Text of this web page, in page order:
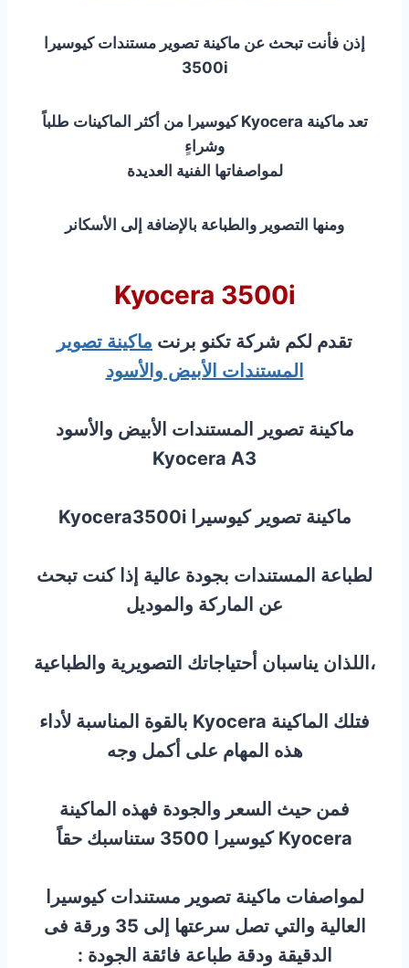
إذن فأنت تبحث عن ماكينة تصوير مستندات كيوسيرا
3500i
تعد ماكينة Kyocera كيوسيرا من أكثر الماكينات طلباً
وشراء
لمواصفاتها الفنية العديدة
ومنها التصوير والطباعة بالإضافة إلى الأسكانر
Kyocera 3500i
تقدم لكم شركة تكنو برنت ماكينة تصوير
المستندات الأبيض والأسود
ماكينة تصوير المستندات الأبيض والأسود
Kyocera A3
ماكينة تصوير كيوسيرا Kyocera3500i
لطباعة المستندات بجودة عالية إذا كنت تبحث
عن الماركة والموديل
،اللذان يناسبان أحتياجاتك التصويرية والطباعية
فتلك الماكينة Kyocera بالقوة المناسبة لأداء
هذه المهام على أكمل وجه
فمن حيث السعر والجودة فهذه الماكينة
Kyocera كيوسيرا 3500 ستناسبك حقاً
لمواصفات ماكينة تصوير مستندات كيوسيرا
العالية والتي تصل سرعتها إلى 35 ورقة فى
الدقيقة ودقة طباعة فائقة الجودة :